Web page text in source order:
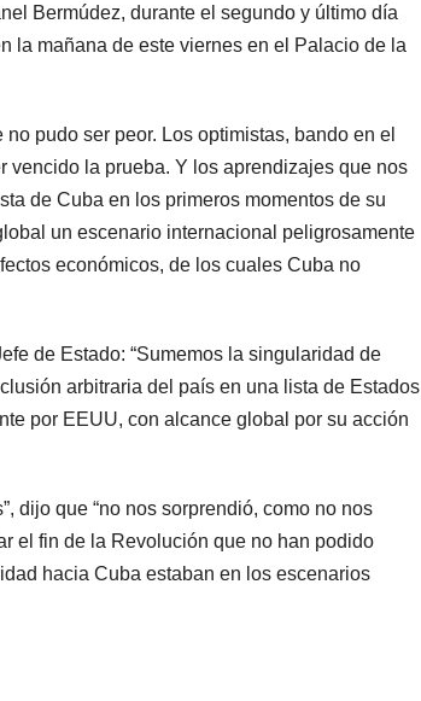
Bermúdez, durante el segundo y último día
la mañana de este viernes en el Palacio de la
pudo ser peor. Los optimistas, bando en el
vencido la prueba. Y los aprendizajes que nos
de Cuba en los primeros momentos de su
un escenario internacional peligrosamente
económicos, de los cuales Cuba no
de Estado: “Sumemos la singularidad de
arbitraria del país en una lista de Estados
por EEUU, con alcance global por su acción
dijo que “no nos sorprendió, como no nos
el fin de la Revolución que no han podido
hacia Cuba estaban en los escenarios